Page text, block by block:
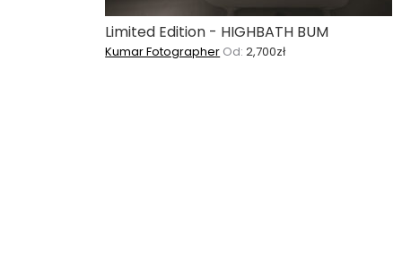
Limited Edition - HIGHBATH BUM
Kumar Fotographer Od:2,700zł